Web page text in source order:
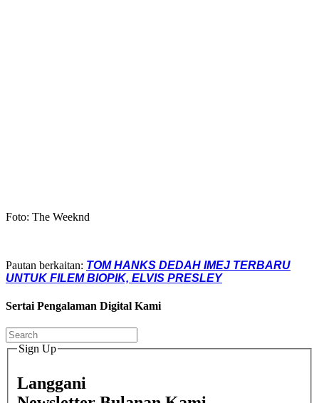
Foto: The Weeknd
Pautan berkaitan: TOM HANKS DEDAH IMEJ TERBARU
UNTUK FILEM BIOPIK, ELVIS PRESLEY
Sertai Pengalaman Digital Kami
Sign Up
Langgani